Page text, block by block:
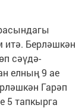
итә. Берләшкән
сәүдә-
елның 9 ае
Гарәп
5 тапкырга